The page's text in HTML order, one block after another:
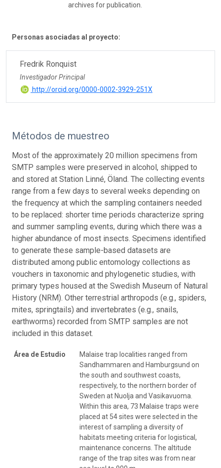
archives for publication.
Personas asociadas al proyecto:
Fredrik Ronquist
Investigador Principal
http://orcid.org/0000-0002-3929-251X
Métodos de muestreo
Most of the approximately 20 million specimens from
SMTP samples were preserved in alcohol, shipped to
and stored at Station Linné, Öland. The collecting events
range from a few days to several weeks depending on
the frequency at which the sampling containers needed
to be replaced: shorter time periods characterize spring
and summer sampling events, during which there was a
higher abundance of most insects. Specimens identified
to generate these sample-based datasets are
distributed among public entomology collections as
vouchers in taxonomic and phylogenetic studies, with
primary types housed at the Swedish Museum of Natural
History (NRM). Other terrestrial arthropods (e.g., spiders,
mites, springtails) and invertebrates (e.g., snails,
earthworms) recorded from SMTP samples are not
included in this dataset.
Área de Estudio
Malaise trap localities ranged from
Sandhammaren and Hamburgsund on
the south and southwest coasts,
respectively, to the northern border of
Sweden at Nuolja and Vasikavuoma.
Within this area, 73 Malaise traps were
placed at 54 sites were selected in the
interest of sampling a diversity of
habitats meeting criteria for logistical,
maintenance concerns. The altitude
range of the trap sites was from near